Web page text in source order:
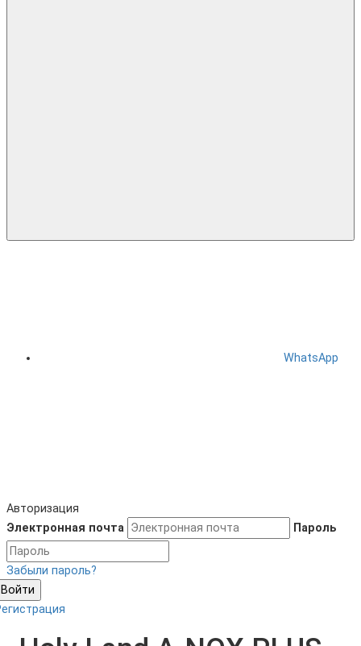
WhatsApp
Авторизация
Электронная почта
Пароль
Забыли пароль?
Войти